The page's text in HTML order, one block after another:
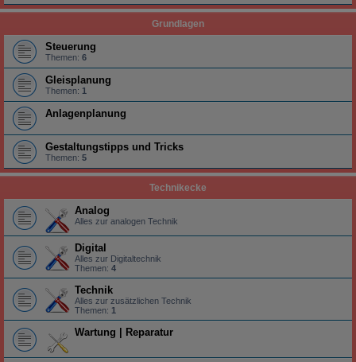
Grundlagen
Steuerung
Themen: 6
Gleisplanung
Themen: 1
Anlagenplanung
Gestaltungstipps und Tricks
Themen: 5
Technikecke
Analog
Alles zur analogen Technik
Digital
Alles zur Digitaltechnik
Themen: 4
Technik
Alles zur zusätzlichen Technik
Themen: 1
Wartung | Reparatur